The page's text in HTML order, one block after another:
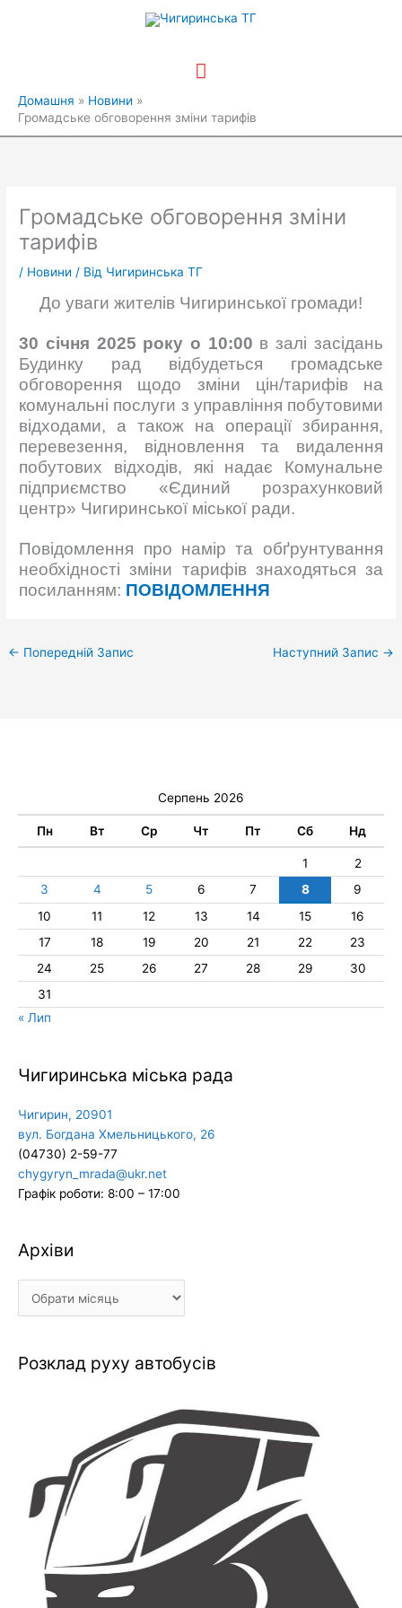
Головне
меню
Домашня
Новини
Громадське обговорення зміни тарифів
Громадське обговорення зміни
тарифів
/ Новини / Від Чигиринська ТГ
До уваги жителів Чигиринської громади!
30 січня 2025 року о 10:00 в залі засідань
Будинку рад відбудеться громадське
обговорення щодо зміни цін/тарифів на
комунальні послуги з управління побутовими
відходами, а також на операції збирання,
перевезення, відновлення та видалення
побутових відходів, які надає Комунальне
підприємство «Єдиний розрахунковий
центр» Чигиринської міської ради.
Повідомлення про намір та обґрунтування
необхідності зміни тарифів знаходяться за
посиланням: ПОВІДОМЛЕННЯ
← Попередній Запис Наступний Запис →
Серпень 2026
Пн Вт Ср Чт Пт Сб Нд
1
2
3
4 5 6 7 8
9
10
11 12 13 14 15
16
17
18 19 20 21 22
23
24
25 26 27 28 29
30
31
« Лип
Чигиринська міська рада
Чигирин, 20901
вул. Богдана Хмельницького, 26
(04730) 2-59-77
chygyryn_mrada@ukr.net
Графік роботи: 8:00 – 17:00
Архіви
Архіви
Розклад руху автобусів